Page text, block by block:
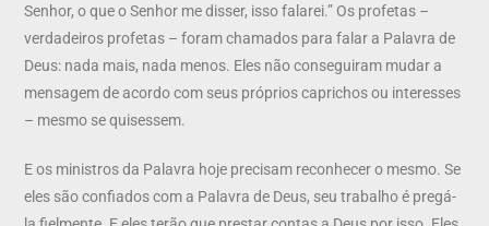
Senhor, o que o Senhor me disser, isso falarei.” Os profetas –
verdadeiros profetas – foram chamados para falar a Palavra de
Deus: nada mais, nada menos. Eles não conseguiram mudar a
mensagem de acordo com seus próprios caprichos ou interesses
– mesmo se quisessem.
E os ministros da Palavra hoje precisam reconhecer o mesmo. Se
eles são confiados com a Palavra de Deus, seu trabalho é pregá-